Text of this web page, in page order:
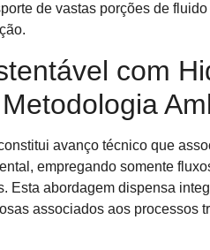
de vastas porções de
com
avanço técnico que
empregando somente
Esta abordagem dispensa
associados aos processos